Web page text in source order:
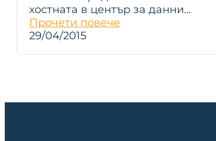
хостната в център за данни…
Прочети повече
29/04/2015